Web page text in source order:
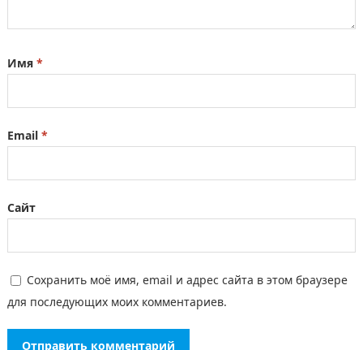
Имя *
Email *
Сайт
Сохранить моё имя, email и адрес сайта в этом браузере
для последующих моих комментариев.